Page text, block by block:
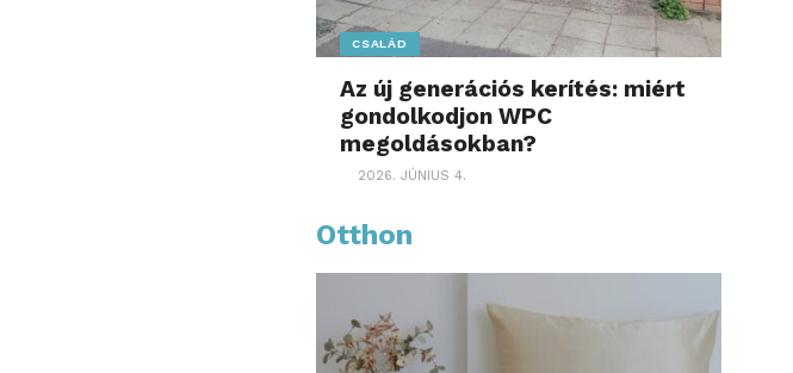
CSALÁD
Az új generációs kerítés: miért
gondolkodjon WPC
megoldásokban?
2026. JÚNIUS 4.
Otthon